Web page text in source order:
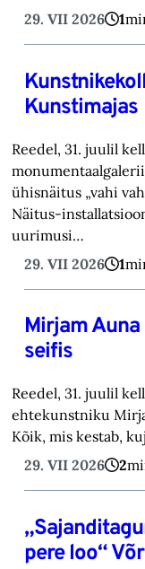
29. VII 2026
1
Kunstimajas
Reedel, 31. juulil
ühisnäitus „vahi
Näitus-
uurimusi…
29. VII 2026
1
Mirjam
seifis
Reedel, 31. juulil
ehtekunstniku
Kõik, mis kestab,
29. VII 2026
2
pere loo“